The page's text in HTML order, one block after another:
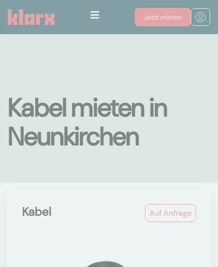
Jetzt mieten
Kabel mieten in
Neunkirchen
Auf Anfrage
Kabel